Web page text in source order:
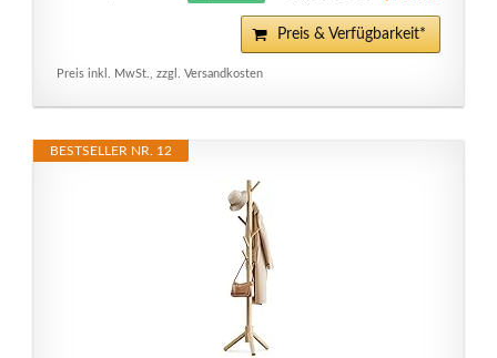
Preis & Verfügbarkeit*
Preis inkl. MwSt., zzgl. Versandkosten
BESTSELLER NR. 12